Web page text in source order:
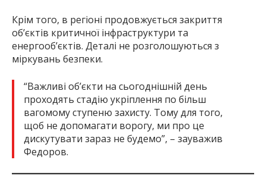
Крім того, в регіоні продовжується закриття
об’єктів критичної інфраструктури та
енергооб’єктів. Деталі не розголошуються з
міркувань безпеки.
“Важливі об’єкти на сьогоднішній день
проходять стадію укріплення по більш
вагомому ступеню захисту. Тому для того,
щоб не допомагати ворогу, ми про це
дискутувати зараз не будемо”, – зауважив
Федоров.